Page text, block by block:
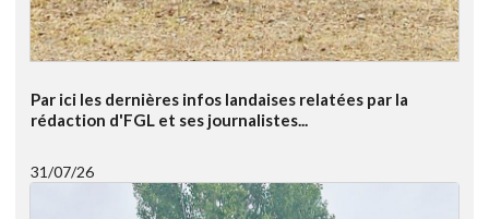
Par ici les dernières infos landaises relatées par la
rédaction d'FGL et ses journalistes...
31/07/26